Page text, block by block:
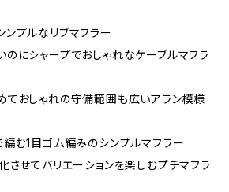
ンプルなリブマフラー
のにシャープでおしゃれなケーブルマフラ
ておしゃれの守備範囲も広いアラン模様
編む1目ゴム編みのシンプルマフラー
させてバリエーションを楽しむプチマフラ